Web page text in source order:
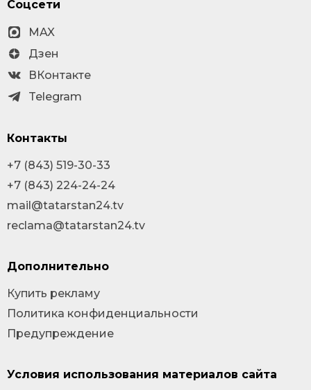
Условия использования материалов сайта
Соцсети
MAX
Дзен
ВКонтакте
Telegram
Контакты
+7 (843) 519-30-33
+7 (843) 224-24-24
mail@tatarstan24.tv
reclama@tatarstan24.tv
Дополнительно
Купить рекламу
Политика конфиденциальности
Предупреждение